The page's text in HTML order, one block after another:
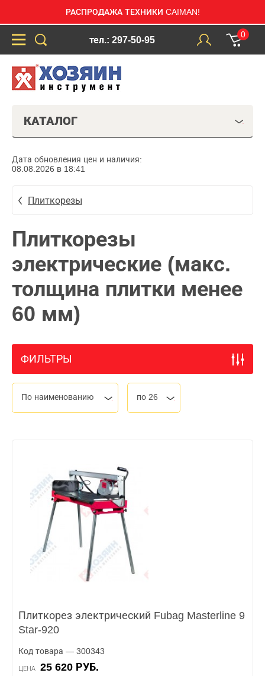
РАСПРОДАЖА ТЕХНИКИ CAIMAN!
тел.: 297-50-95
0
КАТАЛОГ
Дата обновления цен и наличия:
08.08.2026 в 18:41
Плиткорезы
Плиткорезы
электрические (макс.
толщина плитки менее
60 мм)
ФИЛЬТРЫ
По наименованию по 26
Плиткорез электрический Fubag Masterline 9
Star-920
Код товара — 300343
ЦЕНА 25 620 РУБ.